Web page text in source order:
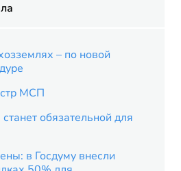
– по новой
МСП
обязательной для
в Госдуму внесли